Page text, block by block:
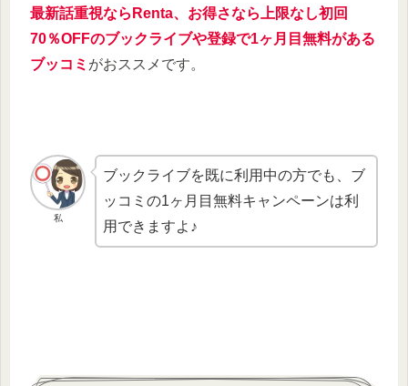
最新話重視ならRenta、お得さなら上限なし初回
70％OFFのブックライブや登録で1ヶ月目無料がある
ブッコミ がおススメです。
私
ブックライブを既に利用中の方でも、ブ
ッコミの1ヶ月目無料キャンペーンは利
用できますよ♪